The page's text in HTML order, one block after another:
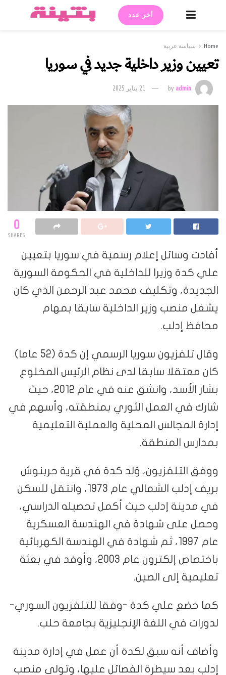
أخر عدد
Home سياسة عربية
تعيين وزير داخلية جديد في سوريا
byadmin 21 يناير 2025
0
SHARES
أفادت وسائل إعلام رسمية في سوريا بتعيين
علي كدة وزيرا للداخلية في الحكومة السورية
الجديدة، وتكليف محمد عبد الرحمن الذي كان
يشغل منصب وزير الداخلية سابقا بمهام
محافظ إدلب.
وقال تلفزيون سوريا الرسمي إن كدة (52 عاما)
كان معتقلا سابقا لدى نظام الرئيس المخلوع
بشار الأسد، وانشق عنه في عام 2012، حيث
شارك في العمل الثوري بمنطقته، وأسهم في
إدارة المجالس المحلية والعملية التعليمية
بمدارس المنطقة.
ووفق التلفزيون، وُلِد كدة في قرية حربنوش
بريف إدلب الشمالي عام 1973، وانتقل للسكن
في مدينة إدلب حيث أكمل تحصيله الدراسي،
وحصل على شهادة في الهندسة العسكرية
عام 1997، ثم شهادة في الهندسة الكهربائية
باختصاص إلكترون عام 2003، وأوفد في بعثة
تعليمية إلى الصين.
كما خضع علي كدة -وفقا للتلفزيون السوري-
لدورات في اللغة الإنجليزية بجامعة حلب.
وأضاف أنه سبق لكدة أن عمل في إدارة مدينة
إدلب بعد سيطرة الفصائل عليها، وتولى منصب